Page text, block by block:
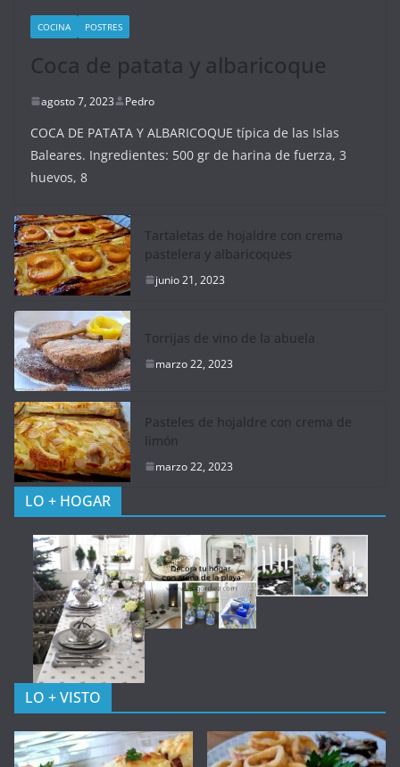
COCINA POSTRES
Coca de patata y albaricoque
agosto 7, 2023 Pedro
COCA DE PATATA Y ALBARICOQUE típica de las Islas
Baleares. Ingredientes: 500 gr de harina de fuerza, 3
huevos, 8
Tartaletas de hojaldre con crema
pastelera y albaricoques
junio 21, 2023
Torrijas de vino de la abuela
marzo 22, 2023
Pasteles de hojaldre con crema de
limón
marzo 22, 2023
LO + HOGAR
LO + VISTO